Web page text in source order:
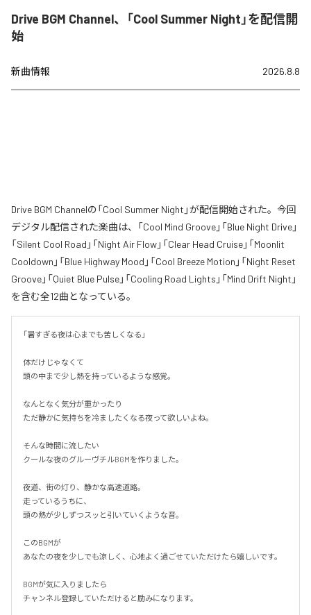
Drive BGM Channel、「Cool Summer Night」を配信開
始
新曲情報 2026.8.8
Drive BGM Channelの「Cool Summer Night」が配信開始された。今回
デジタル配信された楽曲は、「Cool Mind Groove」「Blue Night Drive」
「Silent Cool Road」「Night Air Flow」「Clear Head Cruise」「Moonlit
Cooldown」「Blue Highway Mood」「Cool Breeze Motion」「Night Reset
Groove」「Quiet Blue Pulse」「Cooling Road Lights」「Mind Drift Night」
を含む全12曲となっている。
「暑すぎる夜は心までも苦しくなる」
体だけじゃなくて
頭の中まで少し熱を持っているような感覚。
なんとなく気分が重かったり
ただ静かに気持ちを冷ましたくなる夜って欲しいよね。
そんな時間に流したい
クールな夜のグルーヴチルBGMを作りました。
夜道、街の灯り、静かな高速道路。
走っているうちに、
頭の熱が少しずつスッと引いていくような音。
このBGMが
あなたの夜を少しでも涼しく、心地よく過ごせていただけたら嬉しいです。
BGMが気に入りましたら
チャンネル登録していただけると励みになります。